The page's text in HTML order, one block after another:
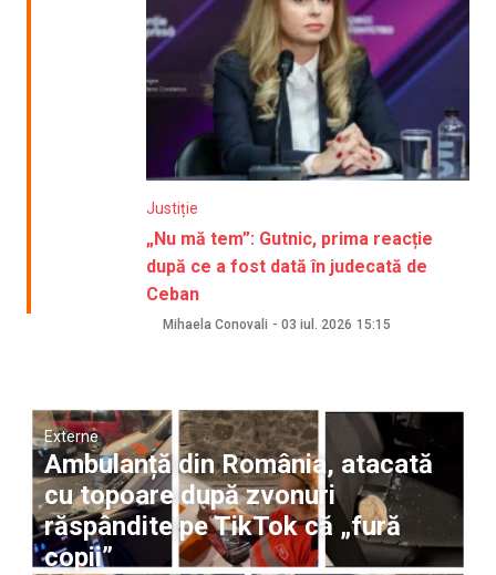
Justiție
„Nu mă tem”: Gutnic, prima reacție
după ce a fost dată în judecată de
Ceban
Mihaela Conovali - 03 iul. 2026 15:15
Externe
Ambulanță din România, atacată
cu topoare după zvonuri
răspândite pe TikTok că „fură
copii”